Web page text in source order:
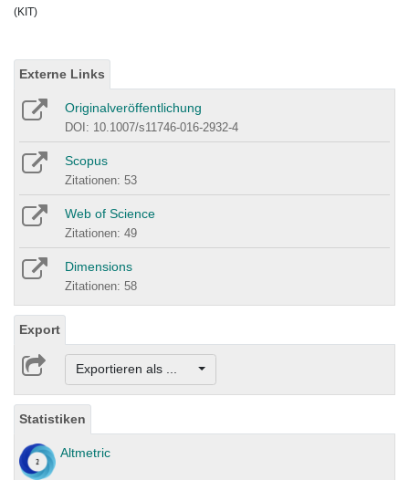
(KIT)
Externe Links
Originalveröffentlichung
DOI: 10.1007/s11746-016-2932-4
Scopus
Zitationen: 53
Web of Science
Zitationen: 49
Dimensions
Zitationen: 58
Export
Exportieren als ...
Statistiken
Altmetric